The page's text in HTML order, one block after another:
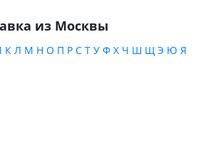
из Москвы
К Л М Н О П Р С Т У Ф Х Ч Ш Щ Э Ю Я